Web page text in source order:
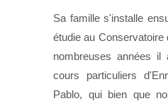
Sa famille s'installe
étudie au Conservatoire
nombreuses années
cours particuliers
Pablo, qui bien que